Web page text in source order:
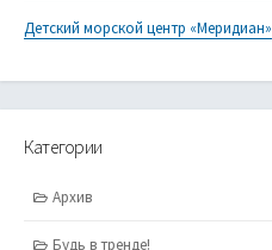
Детский морской центр «Меридиан»
Категории
Архив
Будь в тренде!